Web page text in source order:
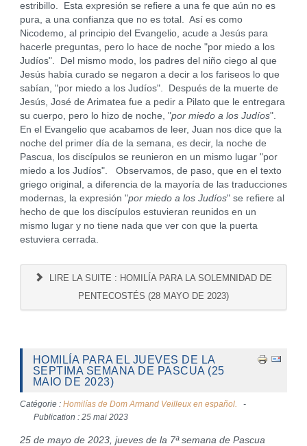
estribillo. Esta expresión se refiere a una fe que aún no es
pura, a una confianza que no es total. Así es como
Nicodemo, al principio del Evangelio, acude a Jesús para
hacerle preguntas, pero lo hace de noche "por miedo a los
Judíos". Del mismo modo, los padres del niño ciego al que
Jesús había curado se negaron a decir a los fariseos lo que
sabían, "por miedo a los Judíos". Después de la muerte de
Jesús, José de Arimatea fue a pedir a Pilato que le entregara
su cuerpo, pero lo hizo de noche, "por miedo a los Judíos".
En el Evangelio que acabamos de leer, Juan nos dice que la
noche del primer día de la semana, es decir, la noche de
Pascua, los discípulos se reunieron en un mismo lugar "por
miedo a los Judíos". Observamos, de paso, que en el texto
griego original, a diferencia de la mayoría de las traducciones
modernas, la expresión "por miedo a los Judíos" se refiere al
hecho de que los discípulos estuvieran reunidos en un
mismo lugar y no tiene nada que ver con que la puerta
estuviera cerrada.
LIRE LA SUITE : HOMILÍA PARA LA SOLEMNIDAD DE
PENTECOSTÉS (28 MAYO DE 2023)
HOMILÍA PARA EL JUEVES DE LA
SEPTIMA SEMANA DE PASCUA (25
MAIO DE 2023)
Catégorie : Homilías de Dom Armand Veilleux en español.
Publication : 25 mai 2023
25 de mayo de 2023, jueves de la 7ª semana de Pascua